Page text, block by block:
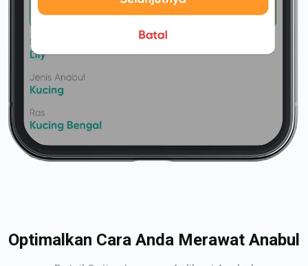
Optimalkan Cara Anda Merawat Anabul